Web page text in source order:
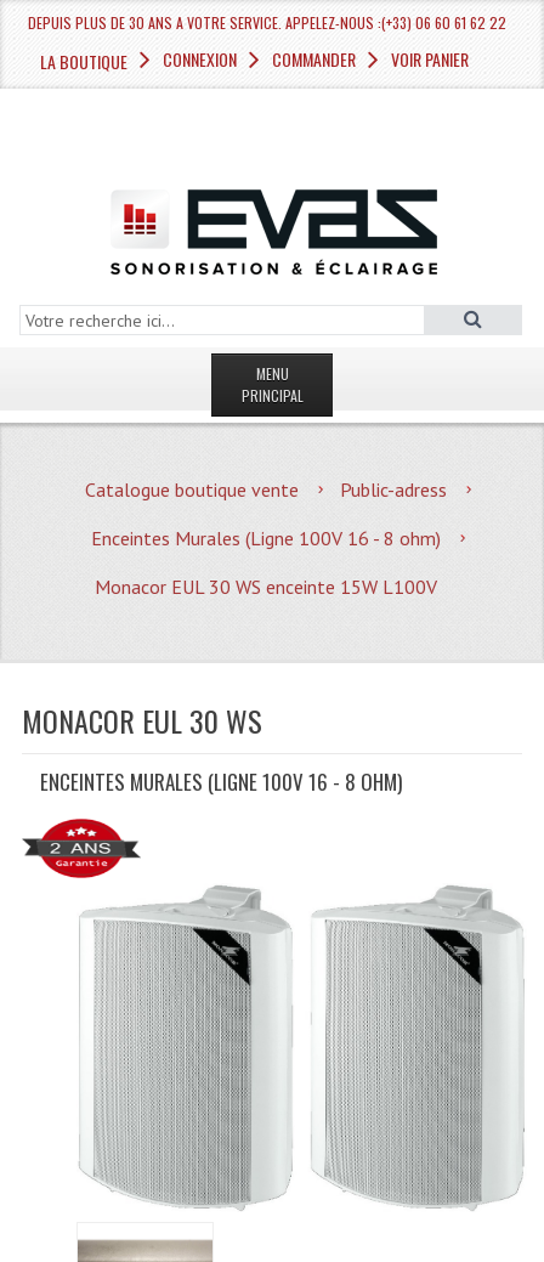
DEPUIS PLUS DE 30 ANS A VOTRE SERVICE. APPELEZ-NOUS :(+33) 06 60 61 62 22
LA BOUTIQUE CONNEXION COMMANDER VOIR PANIER
MENU
PRINCIPAL
MAGASIN
Quoi De Neuf?
Promotions
Recherche Avancée
Faire Votre Devis
CATÉGORIES
Sonorisation
Accessoires Pieds Cellules Diamants
Accessoires Enceintes
Accessoires Micro, Pieds De Régie
Cellule (s)
Catalogue boutique vente
Public-adress
Enceintes Murales (Ligne 100V 16 - 8 ohm)
Monacor EUL 30 WS enceinte 15W L100V
MONACOR EUL 30 WS
ENCEINTES MURALES (LIGNE 100V 16 - 8 OHM)